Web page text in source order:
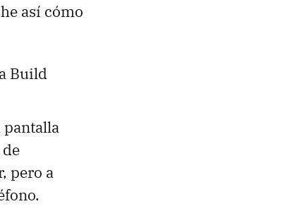
así cómo
Build
pantalla
pero a